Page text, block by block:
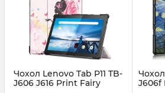
Чохол Lenovo Tab P11 TB-
J606 J616 Print Fairy
J606f